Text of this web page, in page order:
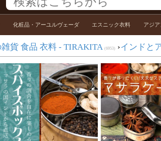
化粧品・アーユルヴェーダ エスニック衣料 アジ
貨 食品 衣料 - TIRAKITA (6953)›インドと